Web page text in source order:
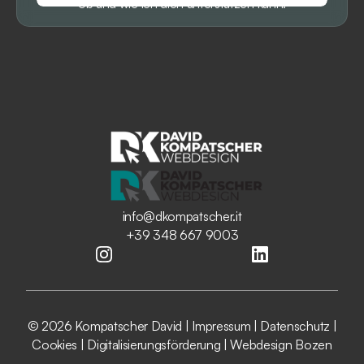
Gespräch vereinbaren
info@dkompatscher.it
+39 348 667 9003
© 2026 Kompatscher David | Impressum | Datenschutz |
Cookies | Digitalisierungsförderung |Webdesign Bozen